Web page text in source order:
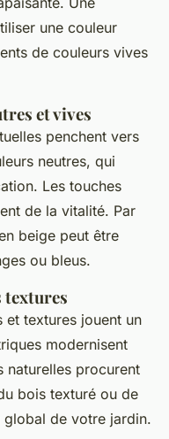
une couleur
de couleurs vives
et vives
penchent vers
neutres, qui
Les touches
de la vitalité. Par
beige peut être
ou bleus.
textures
et textures jouent un
modernisent
naturelles procurent
bois texturé ou de
de votre jardin.